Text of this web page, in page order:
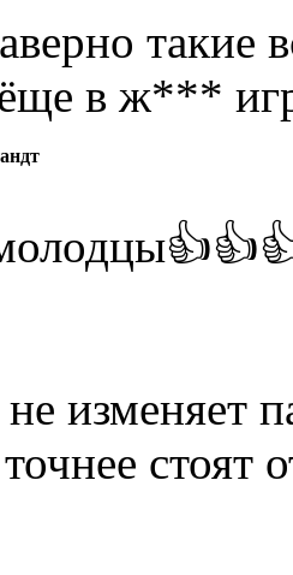
такие
в ж***
изменяет
стоят